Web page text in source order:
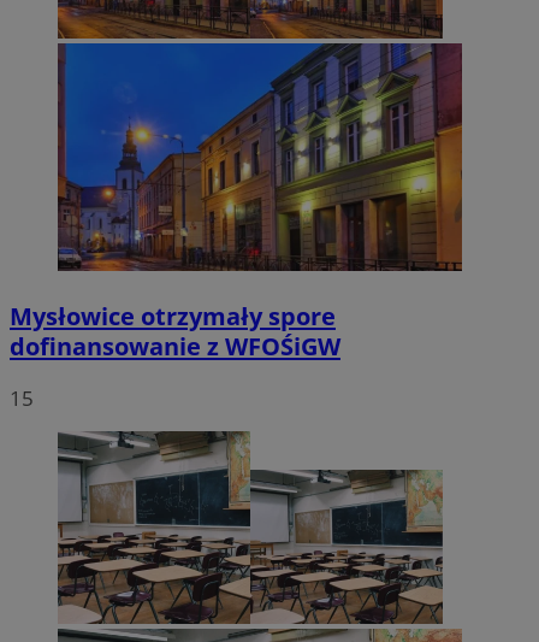
Mysłowice otrzymały spore
dofinansowanie z WFOŚiGW
15